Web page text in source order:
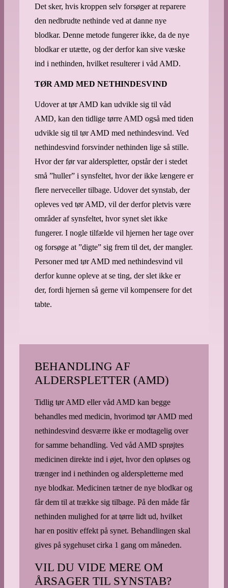
Det sker, hvis kroppen selv forsøger at reparere
den nedbrudte nethinde ved at danne nye
blodkar. Denne metode fungerer ikke, da de nye
blodkar er utætte, og der derfor kan sive væske
ind i nethinden, hvilket resulterer i våd AMD.
TØR AMD MED NETHINDESVIND
Udover at tør AMD kan udvikle sig til våd
AMD, kan den tidlige tørre AMD også med tiden
udvikle sig til tør AMD med nethindesvind. Ved
nethindesvind forsvinder nethinden lige så stille.
Hvor der før var alderspletter, opstår der i stedet
små ”huller” i synsfeltet, hvor der ikke længere er
flere nerveceller tilbage. Udover det synstab, der
opleves ved tør AMD, vil der derfor pletvis være
områder af synsfeltet, hvor synet slet ikke
fungerer. I nogle tilfælde vil hjernen her tage over
og forsøge at ”digte” sig frem til det, der mangler.
Personer med tør AMD med nethindesvind vil
derfor kunne opleve at se ting, der slet ikke er
der, fordi hjernen så gerne vil kompensere for det
tabte.
BEHANDLING AF
ALDERSPLETTER (AMD)
Tidlig tør AMD eller våd AMD kan begge
behandles med medicin, hvorimod tør AMD med
nethindesvind desværre ikke er modtagelig over
for samme behandling. Ved våd AMD sprøjtes
medicinen direkte ind i øjet, hvor den opløses og
trænger ind i nethinden og alderspletterne med
nye blodkar. Medicinen tætner de nye blodkar og
får dem til at trække sig tilbage. På den måde får
nethinden mulighed for at tørre lidt ud, hvilket
har en positiv effekt på synet. Behandlingen skal
gives på sygehuset cirka 1 gang om måneden.
VIL DU VIDE MERE OM
ÅRSAGER TIL SYNSTAB?